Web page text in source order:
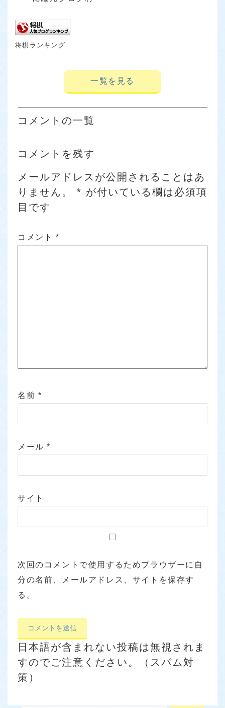
将棋ランキング
一覧を見る
コメントの一覧
コメントを残す
メールアドレスが公開されることはあ
りません。
* が付いている欄は必須項
目です
コメント *
名前 *
メール*
サイト
次回のコメントで使用するためブラウザーに自
分の名前、メールアドレス、サイトを保存す
る。
日本語が含まれない投稿は無視されま
すのでご注意ください。（スパム対
策）